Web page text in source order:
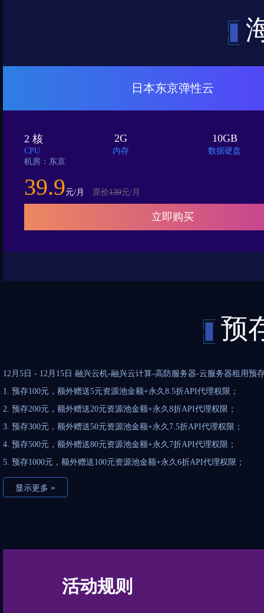
日本东京弹性云
2 核 2G 10GB
CPU 内存
数据硬盘
机房：东京
39.9元/月 原价139元/月
立即购买
预
12月5日 - 12月15日 融兴云机-融兴云计算-高防服务器-云服务器租用预
1. 预存100元，额外赠送5元资源池金额+永久8.5折API代理权限；
2. 预存200元，额外赠送20元资源池金额+永久8折API代理权限；
3. 预存300元，额外赠送50元资源池金额+永久7.5折API代理权限；
4. 预存500元，额外赠送80元资源池金额+永久7折API代理权限；
5. 预存1000元，额外赠送100元资源池金额+永久6折API代理权限；
显示更多 »
活动规则